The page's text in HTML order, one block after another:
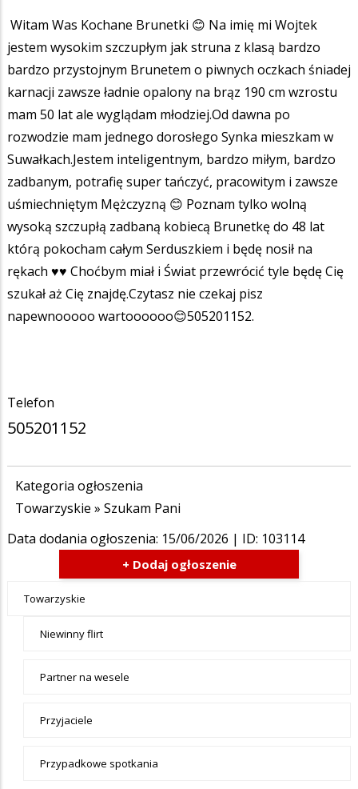
Witam Was Kochane Brunetki 😊 Na imię mi Wojtek
jestem wysokim szczupłym jak struna z klasą bardzo
bardzo przystojnym Brunetem o piwnych oczkach śniadej
karnacji zawsze ładnie opalony na brąz 190 cm wzrostu
mam 50 lat ale wyglądam młodziej.Od dawna po
rozwodzie mam jednego dorosłego Synka mieszkam w
Suwałkach.Jestem inteligentnym, bardzo miłym, bardzo
zadbanym, potrafię super tańczyć, pracowitym i zawsze
uśmiechniętym Mężczyzną 😊 Poznam tylko wolną
wysoką szczupłą zadbaną kobiecą Brunetkę do 48 lat
którą pokocham całym Serduszkiem i będę nosił na
rękach ♥️♥️ Choćbym miał i Świat przewrócić tyle będę Cię
szukał aż Cię znajdę.Czytasz nie czekaj pisz
napewnooooo wartoooooo😊505201152.
Telefon
505201152
Kategoria ogłoszenia
Towarzyskie » Szukam Pani
Data dodania ogłoszenia: 15/06/2026 | ID: 103114
+ Dodaj ogłoszenie
Ogłoszenia
menu-
Towarzyskie
Niewinny flirt
Partner na wesele
Przyjaciele
Przypadkowe spotkania